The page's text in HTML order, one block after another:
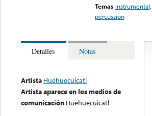
Temas instrumental,
percussion
Detalles Notas
Artista Huehuecuicatl
Artista aparece en los medios de
comunicación Huehuecuicatl